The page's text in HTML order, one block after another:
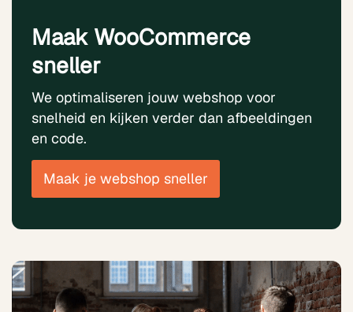
Maak WooCommerce
sneller
We optimaliseren jouw webshop voor
snelheid en kijken verder dan afbeeldingen
en code.
Maak je webshop sneller